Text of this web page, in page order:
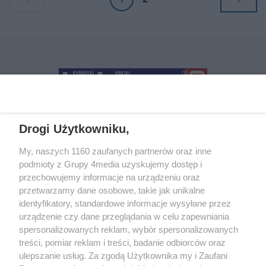
produktów marki w jednym,
+48 52 5812666
O nas Reklama Regulamin
Kontakt
Wydarzenia
Ogłoszenia Katalog firm
Zapisz się do newslettera
Drogi Użytkowniku,
My, naszych 1160 zaufanych partnerów oraz inne
podmioty z Grupy 4media uzyskujemy dostęp i
przechowujemy informacje na urządzeniu oraz
przetwarzamy dane osobowe, takie jak unikalne
identyfikatory, standardowe informacje wysyłane przez
urządzenie czy dane przeglądania w celu zapewniania
spersonalizowanych reklam, wybór spersonalizowanych
treści, pomiar reklam i treści, badanie odbiorców oraz
ulepszanie usług. Za zgodą Użytkownika my i Zaufani